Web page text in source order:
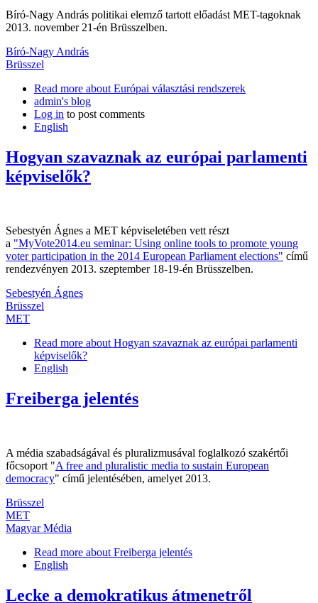
Bíró-Nagy András politikai elemző tartott előadást MET-tagoknak
2013. november 21-én Brüsszelben.
Bíró-Nagy András
Brüsszel
Read more about Európai választási rendszerek
admin's blog
Log in to post comments
English
Hogyan szavaznak az európai parlamenti
képviselők?
Sebestyén Ágnes a MET képviseletében vett részt
a "MyVote2014.eu seminar: Using online tools to promote young
voter participation in the 2014 European Parliament elections" című
rendezvényen 2013. szeptember 18-19-én Brüsszelben.
Sebestyén Ágnes
Brüsszel
MET
Read more about Hogyan szavaznak az európai parlamenti
képviselők?
English
Freiberga jelentés
A média szabadságával és pluralizmusával foglalkozó szakértői
főcsoport "A free and pluralistic media to sustain European
democracy" című jelentésében, amelyet 2013.
Brüsszel
MET
Magyar Média
Read more about Freiberga jelentés
English
Lecke a demokratikus átmenetről